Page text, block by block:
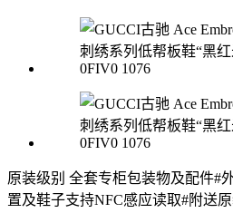
原装级别 全套专柜包装物及配件#
置及鞋子支持NFC感应读取#附送